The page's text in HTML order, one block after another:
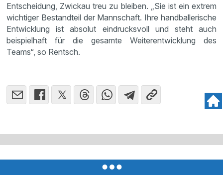
Entscheidung, Zwickau treu zu bleiben. „Sie ist ein extrem
wichtiger Bestandteil der Mannschaft. Ihre handballerische
Entwicklung ist absolut eindrucksvoll und steht auch
beispielhaft für die gesamte Weiterentwicklung des
Teams“, so Rentsch.